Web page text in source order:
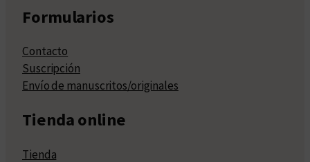
Formularios
Contacto
Suscripción
Envío de manuscritos/originales
Tienda online
Tienda